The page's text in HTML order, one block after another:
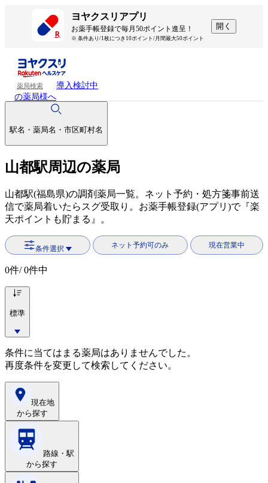
ヨヤクスリアプリ
お薬手帳登録で毎月50ポイント進呈！
※ 条件あり/1枚につき10ポイント/月間最大50ポイント
開く
薬局検索
導入検討中
の薬局様へ
駅名・薬局名・市区町村名
山都駅周辺の薬局
山都駅(福島県)の調剤薬局一覧。ネット予約・処方箋事前送
信で薬局着いたらスグ受取り。お薬手帳登録(アプリ)で『楽
天ポイントも貯まる』。
条件選択 ネット予約可のみ 現在営業中
0件/ 0件中
標準
条件に当てはまる薬局はありませんでした。
再度条件を変更して検索してください。
現在地
から探す
路線・駅
から探す